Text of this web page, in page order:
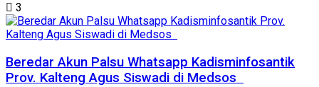
3
Beredar Akun Palsu Whatsapp Kadisminfosantik
Prov. Kalteng Agus Siswadi di Medsos